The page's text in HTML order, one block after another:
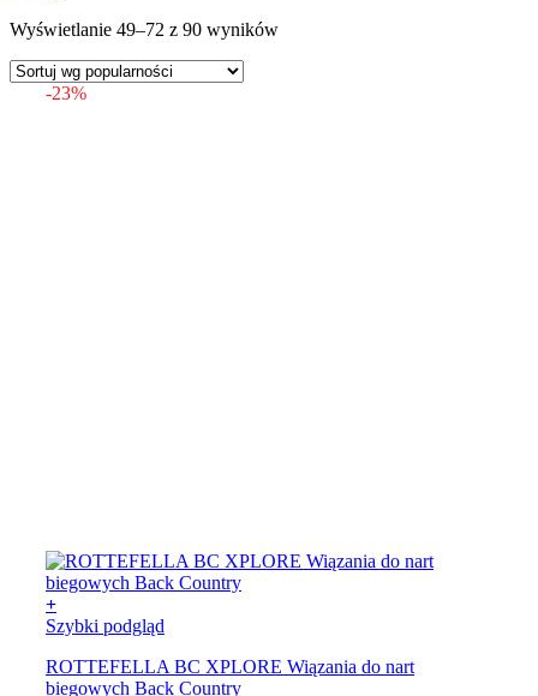
Wyświetlanie 49–72 z 90 wynikówPosortowane
-23%
+
Szybki podgląd
ROTTEFELLA BC XPLORE Wiązania do nart
biegowych Back Country